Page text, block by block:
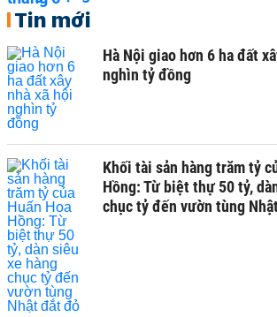
Tin mới
Hà Nội giao hơn 6 ha đất
nghìn tỷ đồng
Khối tài sản hàng trăm tỷ
Hồng: Từ biệt thự 50 tỷ,
chục tỷ đến vườn tùng